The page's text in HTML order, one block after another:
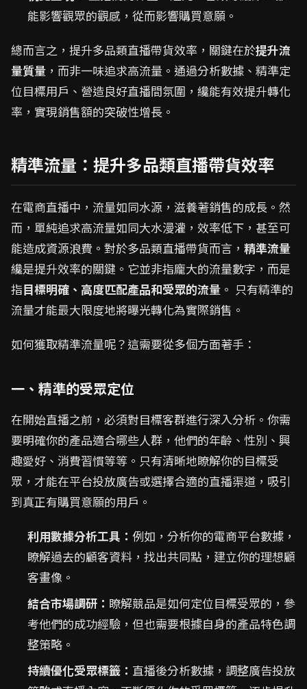
能影響觀眾的觀感，從而影響購買意願。
總而言之，提升多品類直播帶貨效率，關鍵在於提升流
量質量 ，而非一味追求高流量。通過分析數據、精準定
位目標用戶、營造良好直播間氛圍，纔能有效提升轉化
率，實現銷售額的突破性增長。
精準流量：提升多品類直播帶貨效率
在電商直播中，流量如同水源，滋養著銷售的成長。然
而，單純追求高流量如同大水漫灌，效率低下，甚至可
能造成資源浪費。對於多品類直播帶貨而言， 精準流量
纔是提升效率的關鍵。它並非指龐大的流量數字，而是
指目標明確、高度匹配產品和受眾的流量 。 只有精準的
流量才能最大限度地將曝光轉化為實際銷售。
如何獲取精準流量呢？這需要從多個方面著手：
一、精準的受眾定位
在開始直播之前，必須對目標客群進行深入分析。你需
要明確你的產品適合哪些人群，他們的年齡、性別、興
趣愛好、消費習慣等等。只有清晰地瞭解你的目標受
眾，才能在平台投放廣告或選擇合適的直播渠道，吸引
到真正有購買意願的用戶。
利用數據分析工具： 例如，分析你的電商平台數據，
瞭解過去的顧客資料，找出共同點，建立你的理想顧
客畫像。
結合市場調研： 瞭解競品是如何定位目標受眾的，參
考他們的成功經驗，但也需要根據自身的產品特色調
整策略。
持續優化受眾標籤： 直播後分析數據，調整廣告投放